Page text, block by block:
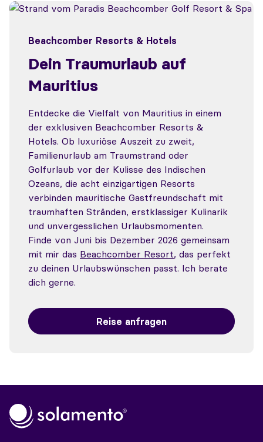
Beachcomber Resorts & Hotels
Dein Traumurlaub auf
Mauritius
Entdecke die Vielfalt von Mauritius in einem
der exklusiven Beachcomber Resorts &
Hotels. Ob luxuriöse Auszeit zu zweit,
Familienurlaub am Traumstrand oder
Golfurlaub vor der Kulisse des Indischen
Ozeans, die acht einzigartigen Resorts
verbinden mauritische Gastfreundschaft mit
traumhaften Stränden, erstklassiger Kulinarik
und unvergesslichen Urlaubsmomenten.
Finde von Juni bis Dezember 2026 gemeinsam
mit mir das Beachcomber Resort, das perfekt
zu deinen Urlaubswünschen passt. Ich berate
dich gerne.
Reise anfragen